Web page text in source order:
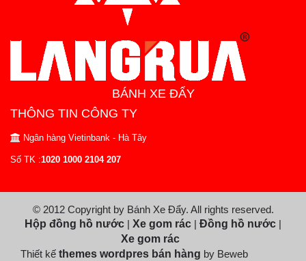
BÁNH XE ĐẨY
THÔNG TIN CÔNG TY
Ngân hàng Vietinbank - Hà Tây
Số TK :1020 1000 2104 207
© 2012 Copyright by Bánh Xe Đẩy. All rights reserved.
Hộp đồng hồ nước | Xe gom rác | Đồng hồ nước |
Xe gom rác
Thiết kế themes wordpres bán hàng by Beweb